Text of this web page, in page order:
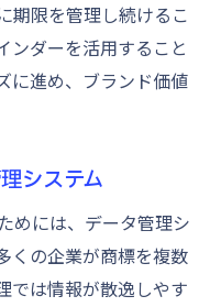
期限を管理し続けるこ
ンダーを活用すること
に進め、ブランド価値
システム
めには、データ管理シ
くの企業が商標を複数
では情報が散逸しやす